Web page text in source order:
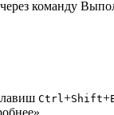
команду
Ctrl +Shift+